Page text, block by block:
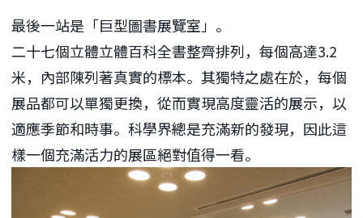
最後一站是「巨型圖書展覽室」。
二十七個立體立體百科全書整齊排列，每個高達3.2
米，內部陳列著真實的標本。其獨特之處在於，每個
展品都可以單獨更換，從而實現高度靈活的展示，以
適應季節和時事。科學界總是充滿新的發現，因此這
樣一個充滿活力的展區絕對值得一看。